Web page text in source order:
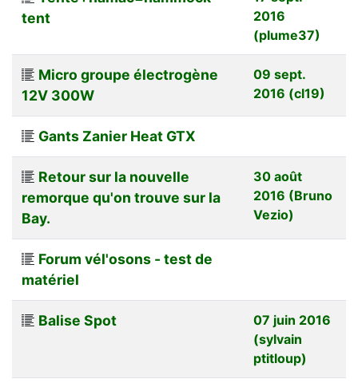
tent
2016
(plume37)
Micro groupe électrogène
12V 300W
09 sept.
2016 (cl19)
Gants Zanier Heat GTX
Retour sur la nouvelle
remorque qu'on trouve sur la
Bay.
30 août
2016 (Bruno
Vezio)
Forum vél'osons - test de
matériel
Balise Spot
07 juin 2016
(sylvain
ptitloup)